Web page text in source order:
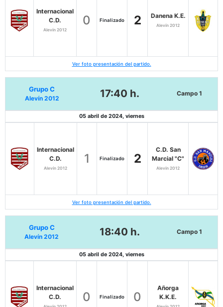
Internacional
C.D.
Alevín 2012
0 Finalizado 2 Danena K.E.
Alevín 2012
Ver foto presentación del partido.
Grupo C
Alevín 2012 17:40 h. Campo 1
05 abril de 2024, viernes
Internacional
C.D.
Alevín 2012
1 Finalizado 2
C.D. San
Marcial "C"
Alevín 2012
Ver foto presentación del partido.
Grupo C
Alevín 2012 18:40 h. Campo 1
05 abril de 2024, viernes
Internacional
C.D.
0 Finalizado 0
Añorga
K.K.E.